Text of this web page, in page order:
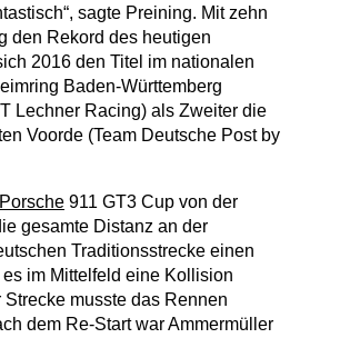
sagte Preining. Mit zehn
den Rekord des heutigen
2016 den Titel im nationalen
Baden-Württemberg
Lechner Racing) als Zweiter die
Voorde (Team Deutsche Post by
Porsche 911 GT3 Cup von der
gesamte Distanz an der
Traditionsstrecke einen
im Mittelfeld eine Kollision
musste das Rennen
dem Re-Start war Ammermüller